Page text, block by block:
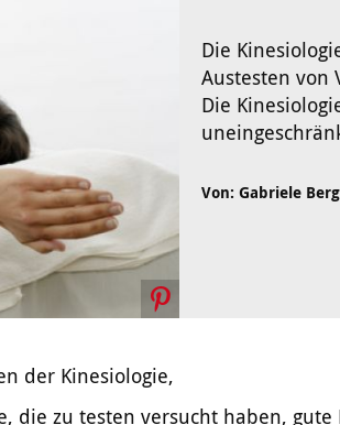
Die
Austesten von
Die
Von: Gabriele Berg
der Kinesiologie,
die zu testen versucht haben,